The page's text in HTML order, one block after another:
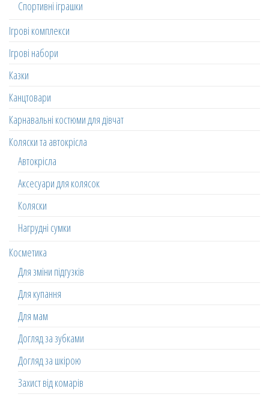
Спортивні іграшки
Ігрові комплекси
Ігрові набори
Казки
Канцтовари
Карнавальні костюми для дівчат
Коляски та автокрісла
Автокрісла
Аксесуари для колясок
Коляски
Нагрудні сумки
Косметика
Для зміни підгузків
Для купання
Для мам
Догляд за зубками
Догляд за шкірою
Захист від комарів